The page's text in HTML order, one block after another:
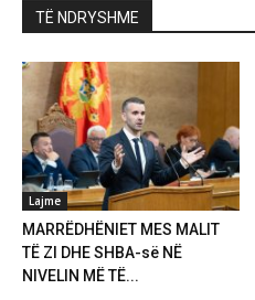
TË NDRYSHME
Lajme
MARRËDHËNIET MES MALIT
TË ZI DHE SHBA-së NË
NIVELIN MË TË...